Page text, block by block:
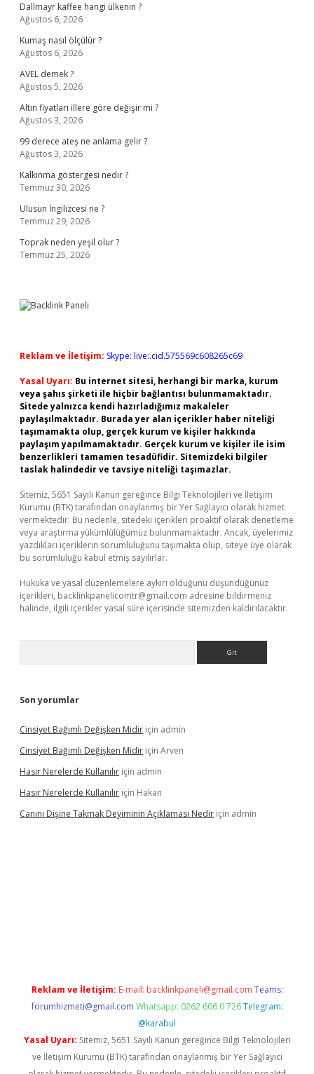
Dallmayr kaffee hangi ülkenin ?
Ağustos 6, 2026
Kumaş nasıl ölçülür ?
Ağustos 6, 2026
AVEL demek ?
Ağustos 5, 2026
Altın fiyatları illere göre değişir mi ?
Ağustos 3, 2026
99 derece ateş ne anlama gelir ?
Ağustos 3, 2026
Kalkınma göstergesi nedir ?
Temmuz 30, 2026
Ulusun İngilizcesi ne ?
Temmuz 29, 2026
Toprak neden yeşil olur ?
Temmuz 25, 2026
Reklam ve İletişim: Skype: live:.cid.575569c608265c69
Yasal Uyarı: Bu internet sitesi, herhangi bir marka, kurum
veya şahıs şirketi ile hiçbir bağlantısı bulunmamaktadır.
Sitede yalnızca kendi hazırladığımız makaleler
paylaşılmaktadır. Burada yer alan içerikler haber niteliği
taşımamakta olup, gerçek kurum ve kişiler hakkında
paylaşım yapılmamaktadır. Gerçek kurum ve kişiler ile isim
benzerlikleri tamamen tesadüfidir. Sitemizdeki bilgiler
taslak halindedir ve tavsiye niteliği taşımazlar.
Sitemiz, 5651 Sayılı Kanun gereğince Bilgi Teknolojileri ve İletişim
Kurumu (BTK) tarafından onaylanmış bir Yer Sağlayıcı olarak hizmet
vermektedir. Bu nedenle, sitedeki içerikleri proaktif olarak denetleme
veya araştırma yükümlülüğümüz bulunmamaktadır. Ancak, üyelerimiz
yazdıkları içeriklerin sorumluluğunu taşımakta olup, siteye üye olarak
bu sorumluluğu kabul etmiş sayılırlar.
Hukuka ve yasal düzenlemelere aykırı olduğunu düşündüğünüz
içerikleri, backlinkpanelicomtr@gmail.com adresine bildirmeniz
halinde, ilgili içerikler yasal süre içerisinde sitemizden kaldırılacaktır.
Son yorumlar
Cinsiyet Bağımlı Değişken Midir için admin
Cinsiyet Bağımlı Değişken Midir için Arven
Hasır Nerelerde Kullanılır için admin
Hasır Nerelerde Kullanılır için Hakan
Canını Dişine Takmak Deyiminin Açıklaması Nedir için admin
Reklam ve İletişim: E-mail: backlinkpaneli@gmail.com Teams:
forumhizmeti@gmail.com Whatsapp: 0262 606 0 726 Telegram:
@karabul
Yasal Uyarı: Sitemiz, 5651 Sayılı Kanun gereğince Bilgi Teknolojileri
ve İletişim Kurumu (BTK) tarafından onaylanmış bir Yer Sağlayıcı